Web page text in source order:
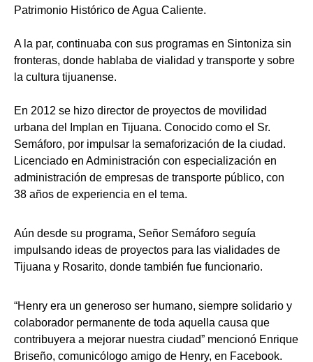
Patrimonio Histórico de Agua Caliente.
A la par, continuaba con sus programas en Sintoniza sin
fronteras, donde hablaba de vialidad y transporte y sobre
la cultura tijuanense.
En 2012 se hizo director de proyectos de movilidad
urbana del Implan en Tijuana. Conocido como el Sr.
Semáforo, por impulsar la semaforización de la ciudad.
Licenciado en Administración con especialización en
administración de empresas de transporte público, con
38 años de experiencia en el tema.
Aún desde su programa, Señor Semáforo seguía
impulsando ideas de proyectos para las vialidades de
Tijuana y Rosarito, donde también fue funcionario.
“Henry era un generoso ser humano, siempre solidario y
colaborador permanente de toda aquella causa que
contribuyera a mejorar nuestra ciudad” mencionó Enrique
Briseño, comunicólogo amigo de Henry, en Facebook.